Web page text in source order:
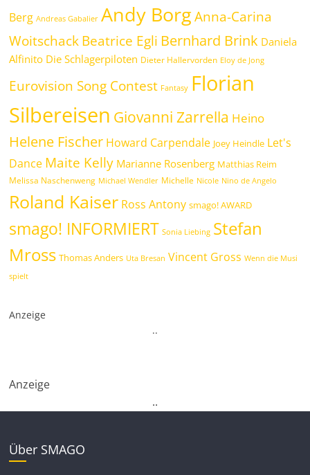
Berg Andreas Gabalier Andy Borg Anna-Carina
WoitschackBeatrice Egli Bernhard Brink Daniela
Alfinito Die Schlagerpiloten Dieter Hallervorden Eloy de Jong
Eurovision Song Contest Fantasy Florian
Silbereisen Giovanni Zarrella Heino
Helene Fischer Howard Carpendale Joey Heindle Let's
Dance Maite Kelly Marianne Rosenberg Matthias Reim
Melissa Naschenweng Michael Wendler Michelle Nicole Nino de Angelo
Roland Kaiser Ross Antony smago! AWARD
smago! INFORMIERT Sonia Liebing Stefan
Mross Thomas Anders Uta Bresan Vincent Gross Wenn die Musi
spielt
Anzeige
..
Anzeige
..
Über SMAGO